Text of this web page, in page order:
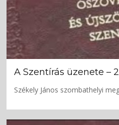
A Szentírás üzenete –
Székely János szombathelyi